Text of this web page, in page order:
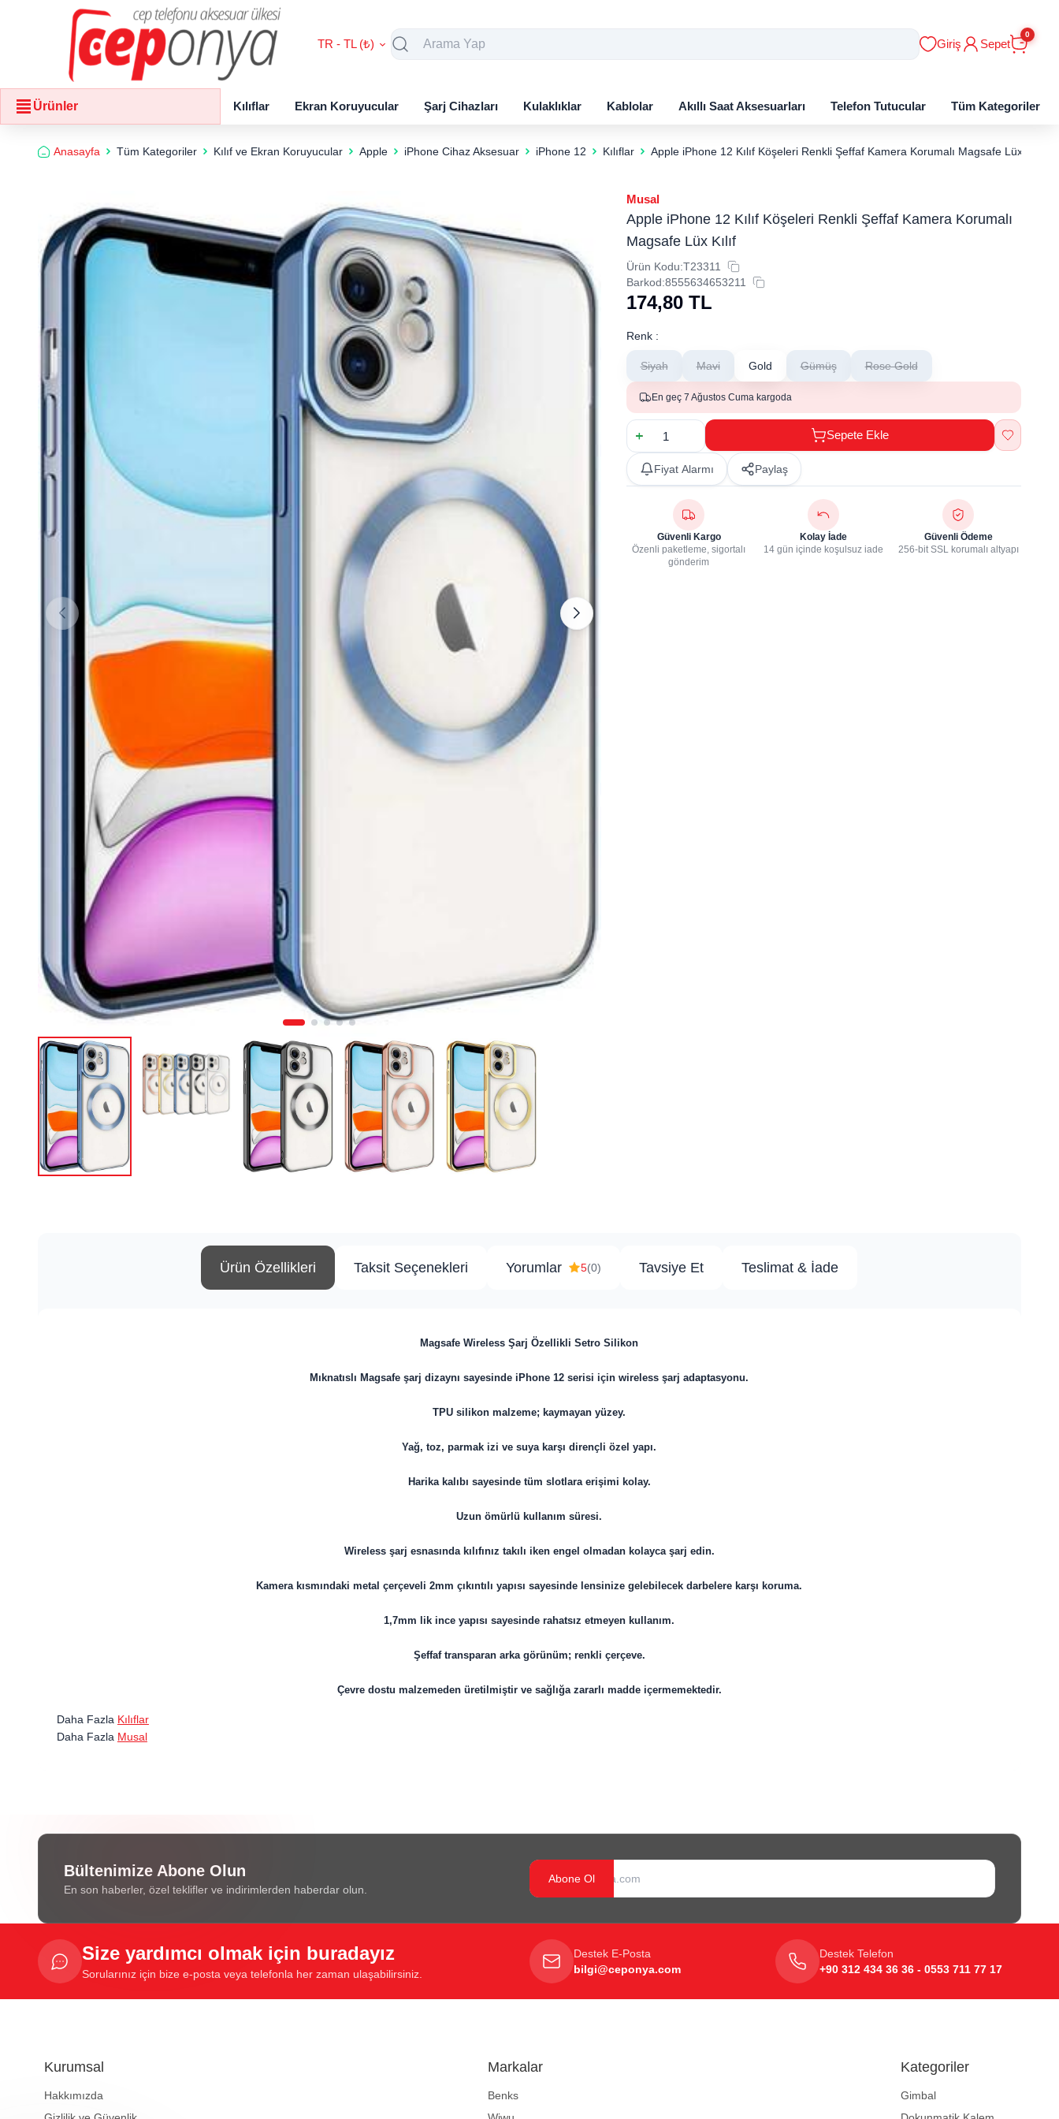
TR - TL (₺) Giriş Sepet
0
Ürünler Kılıflar Ekran Koruyucular Şarj Cihazları Kulaklıklar Kablolar Akıllı Saat Aksesuarları Telefon Tutucular Tüm Kategoriler
Anasayfa Tüm Kategoriler Kılıf ve Ekran Koruyucular Apple iPhone Cihaz Aksesuar iPhone 12 Kılıflar Apple iPhone 12 Kılıf Köşeleri Renkli Şeffaf Kamera Korumalı Magsafe Lüx Kılıf
Musal
Apple iPhone 12 Kılıf Köşeleri Renkli Şeffaf Kamera Korumalı
Magsafe Lüx Kılıf
Ürün Kodu:T23311
Barkod:8555634653211
174,80 TL
Renk :
Siyah Mavi Gold Gümüş Rose Gold
En geç 7 Ağustos Cuma kargoda
Sepete Ekle
Fiyat Alarmı Paylaş
Güvenli Kargo
Özenli paketleme, sigortalı
gönderim
Kolay İade
14 gün içinde koşulsuz iade
Güvenli Ödeme
256-bit SSL korumalı altyapı
Ürün Özellikleri Taksit Seçenekleri Yorumlar 5(0) Tavsiye Et Teslimat & İade
Magsafe Wireless Şarj Özellikli Setro Silikon
Mıknatıslı Magsafe şarj dizaynı sayesinde iPhone 12 serisi için wireless şarj adaptasyonu.
TPU silikon malzeme; kaymayan yüzey.
Yağ, toz, parmak izi ve suya karşı dirençli özel yapı.
Harika kalıbı sayesinde tüm slotlara erişimi kolay.
Uzun ömürlü kullanım süresi.
Wireless şarj esnasında kılıfınız takılı iken engel olmadan kolayca şarj edin.
Kamera kısmındaki metal çerçeveli 2mm çıkıntılı yapısı sayesinde lensinize gelebilecek darbelere karşı koruma.
1,7mm lik ince yapısı sayesinde rahatsız etmeyen kullanım.
Şeffaf transparan arka görünüm; renkli çerçeve.
Çevre dostu malzemeden üretilmiştir ve sağlığa zararlı madde içermemektedir.
Daha Fazla Kılıflar
Daha Fazla Musal
Bültenimize Abone Olun
En son haberler, özel teklifler ve indirimlerden haberdar olun.
Abone Ol
Size yardımcı olmak için buradayız
Sorularınız için bize e-posta veya telefonla her zaman ulaşabilirsiniz.
Destek E-Posta
bilgi@ceponya.com
Destek Telefon
+90 312 434 36 36 - 0553 711 77 17
Kurumsal
Hakkımızda
Markalar
Benks
Kategoriler
Gimbal